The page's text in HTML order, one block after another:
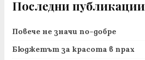
Последни публикации
Повече не значи по-добре
Бюджетът за красота в прах